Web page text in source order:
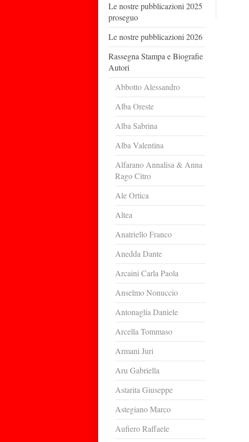
Le nostre pubblicazioni 2025
proseguo
Le nostre pubblicazioni 2026
Rassegna Stampa e Biografie
Autori
Abbotto Alessandro
Alba Oreste
Alba Sabrina
Alba Valentina
Alfarano Annalisa & Anna
Rago Citro
Ale Ortica
Altea
Anatriello Franco
Anedda Dante
Arcaini Carla Paola
Anselmo Nonuccio
Antonaglia Daniele
Arcella Tommaso
Armani Juri
Aru Gabriella
Astarita Giuseppe
Astegiano Marco
Aufiero Raffaele